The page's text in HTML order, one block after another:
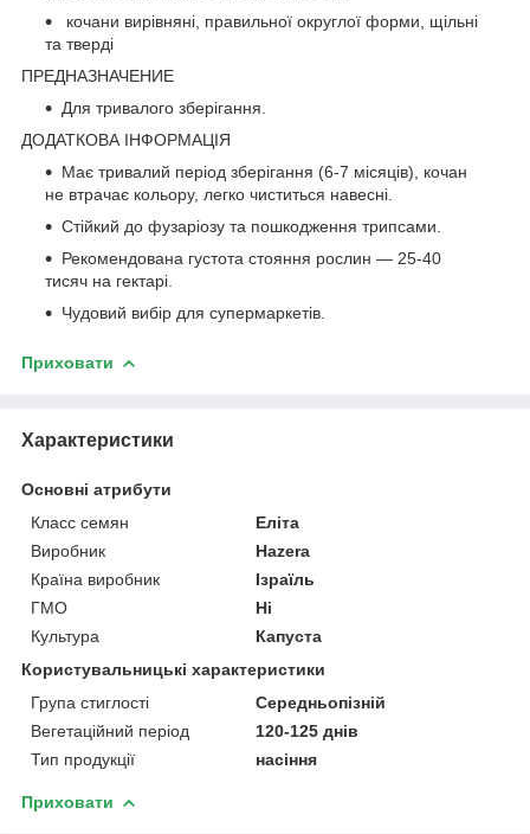
кочани вирівняні, правильної округлої форми, щільні
та тверді
ПРЕДНАЗНАЧЕНИЕ
Для тривалого зберігання.
ДОДАТКОВА ІНФОРМАЦІЯ
Має тривалий період зберігання (6-7 місяців), кочан
не втрачає кольору, легко чиститься навесні.
Стійкий до фузаріозу та пошкодження трипсами.
Рекомендована густота стояння рослин — 25-40
тисяч на гектарі.
Чудовий вибір для супермаркетів.
Приховати
Характеристики
Основні атрибути
Класс семян
Еліта
Виробник
Hazera
Країна виробник
Ізраїль
ГМО
Ні
Культура
Капуста
Користувальницькі характеристики
Група стиглості
Середньопізній
Вегетаційний період
120-125 днів
Тип продукції
насіння
Приховати